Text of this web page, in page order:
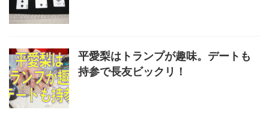
平愛梨はトランプが趣味。デートも
持参で長友ビックリ！